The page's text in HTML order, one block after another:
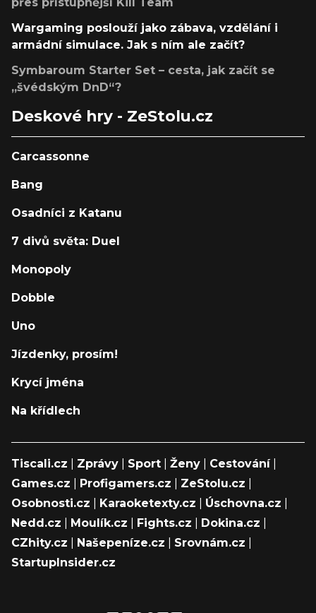
Wargaming poslouží jako zábava, vzdělání i
armádní simulace. Jak s ním ale začít?
Symbaroum Starter Set – cesta, jak začít se
„švédským DnD“?
Deskové hry - ZeStolu.cz
Carcassonne
Bang
Osadníci z Katanu
7 divů světa: Duel
Monopoly
Dobble
Uno
Jízdenky, prosím!
Krycí jména
Na křídlech
Tiscali.cz Zprávy Sport Ženy Cestování|
Games.cz
Profigamers.cz ZeStolu.cz
Osobnosti.cz
Karaoketexty.cz Úschovna.cz
Nedd.cz
Moulík.cz Fights.cz Dokina.cz
CZhity.cz
Našepeníze.cz Srovnám.cz
StartupInsider.cz